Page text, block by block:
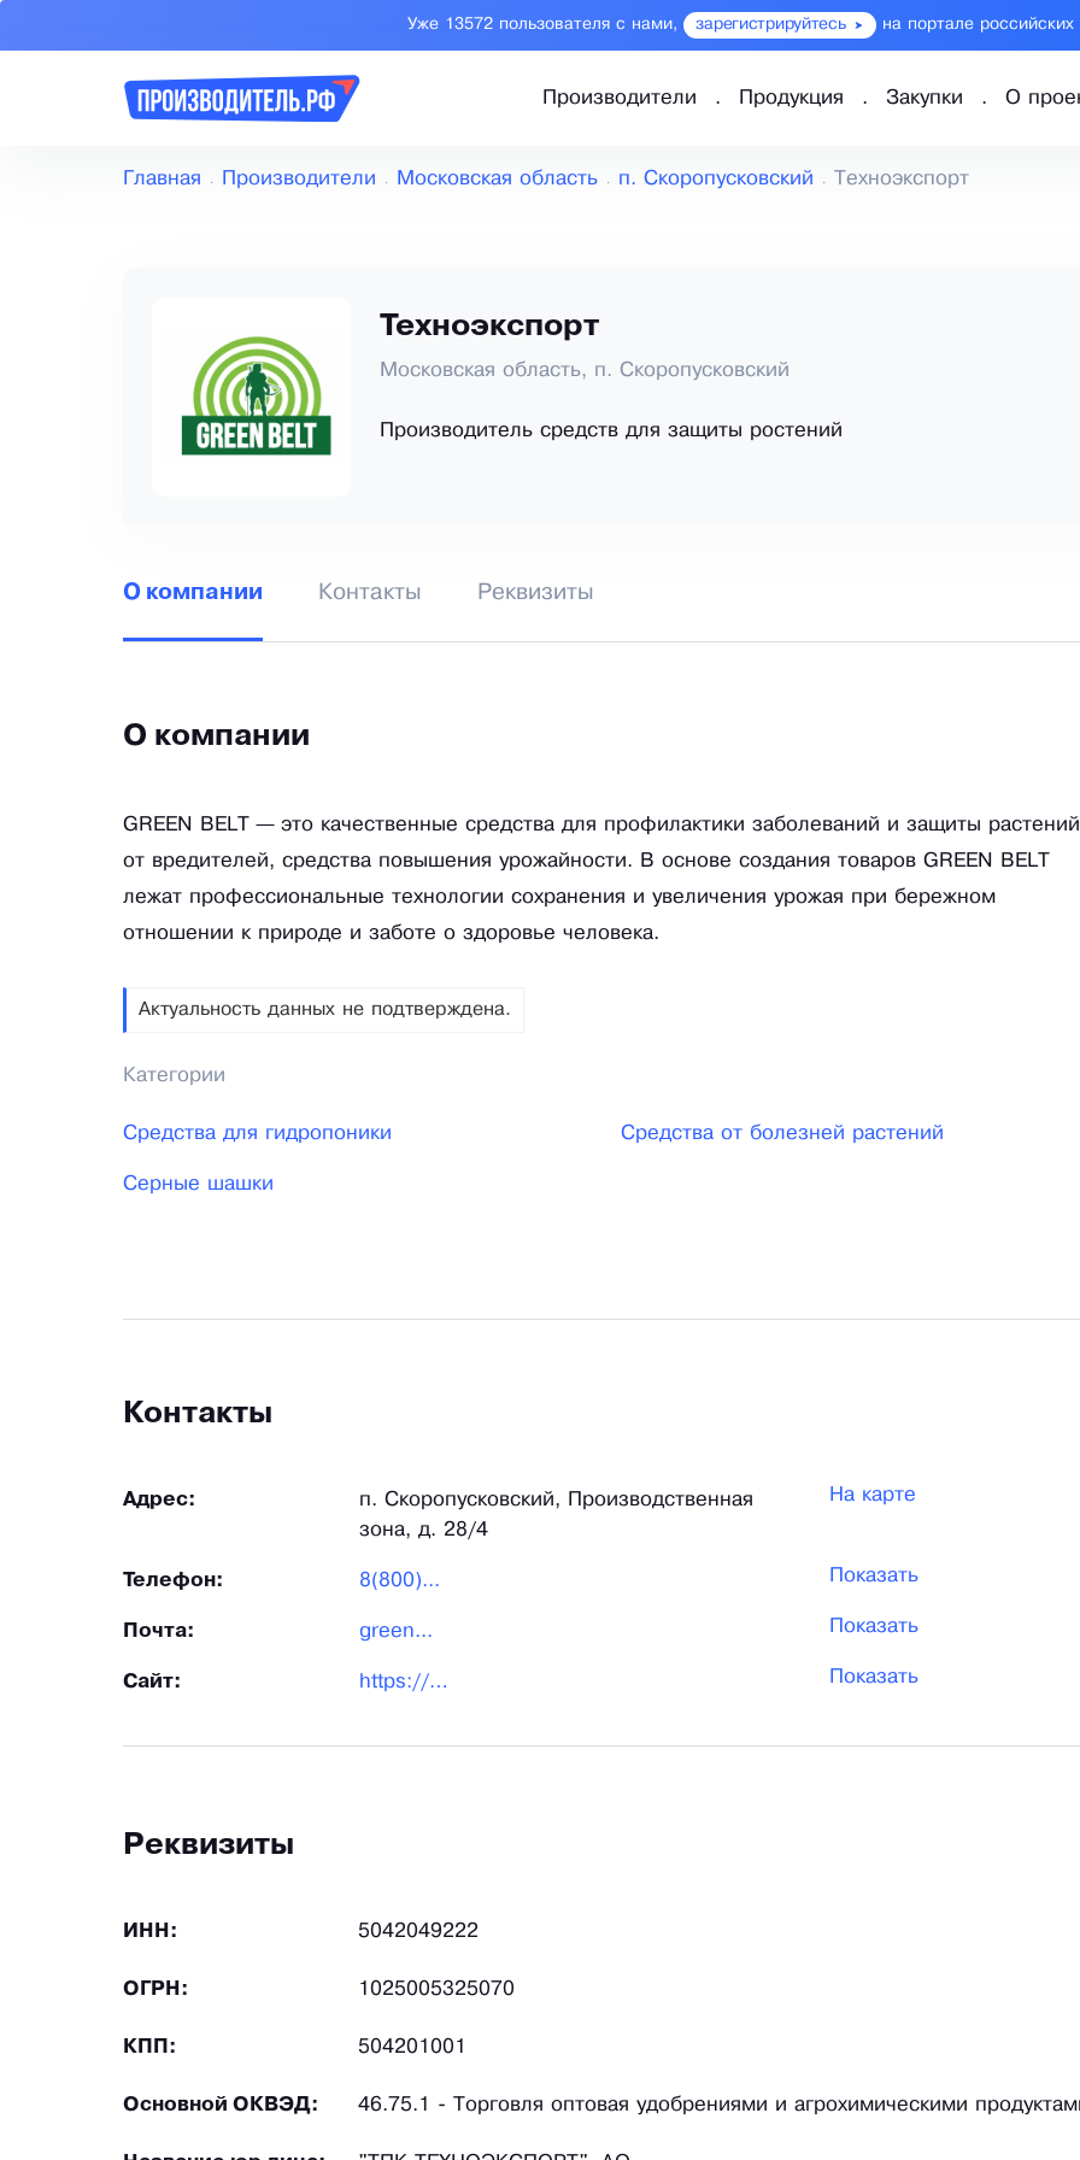
Уже 13572 пользователя с нами, зарегистрируйтесь на портале российских
Производители Продукция Закупки О
Главная Производители Московская область п. Скоропусковский Техноэкспорт
Техноэкспорт
Московская область, п. Скоропусковский
Производитель средств для защиты ростений
О компании Контакты Реквизиты
О компании
GREEN BELT — это качественные средства для профилактики заболеваний и защиты растений
от вредителей, средства повышения урожайности. В основе создания товаров GREEN BELT
лежат профессиональные технологии сохранения и увеличения урожая при бережном
отношении к природе и заботе о здоровье человека.
Актуальность данных не подтверждена.
Категории
Средства для гидропоники Средства от болезней растений
Серные шашки
Контакты
Адрес:
п. Скоропусковский, Производственная
зона, д. 28/4
На карте
Телефон: 8(800)... Показать
Почта: green... Показать
Сайт: https://greenbelt.ru/ Показать
Реквизиты
ИНН: 5042049222
ОГРН: 1025005325070
КПП: 504201001
Основной ОКВЭД: 46.75.1 - Торговля оптовая удобрениями и агрохимическими